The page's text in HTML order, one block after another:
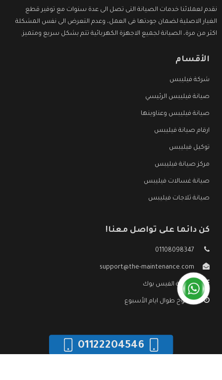
نقدم لعملائنا خدمات الصيانة التى تصل الى عدة سنوات مع توفير قطع
الغيار الاصلية لضمان جودتها فى العمل، وعدم التعرض الى نفس المشكلة
اكثر من مرة، الصيانة لجميع الاجهزة الكهربائية تتم بشكل سريع ومتميز.
الأقسام
شركة فيليبس
صيانة فيليبس الرئيسي
صيانة فيليبس وعناوينها
ارقام صيانة فيليبس
توكيل فيليبس
مركز صيانة فيليبس
صيانة غسالات فيليبس
صيانة ثلاجات فيليبس
كن دائما على تواصل معنا!
01108098347
support@the-maintenance.com
صفحة الفيس بوك
مفتوح طوال ايام الأسبوع
01122204546